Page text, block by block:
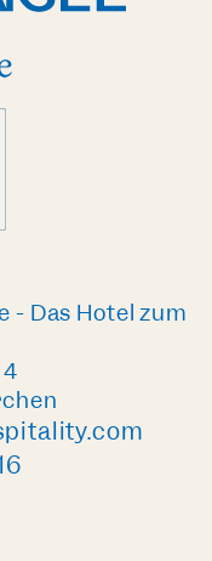
- Das Hotel zum